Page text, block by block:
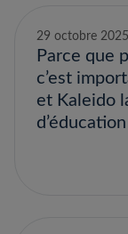
29 octobre 2025
Parce que
c’est
et Kaleido